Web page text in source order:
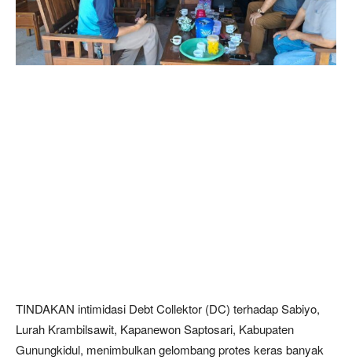
TINDAKAN intimidasi Debt Collektor (DC) terhadap Sabiyo,
Lurah Krambilsawit, Kapanewon Saptosari, Kabupaten
Gunungkidul, menimbulkan gelombang protes keras banyak